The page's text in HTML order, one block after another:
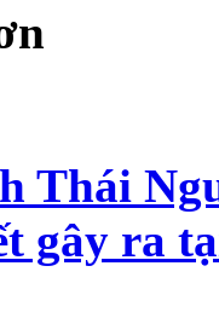
Thái
gây ra